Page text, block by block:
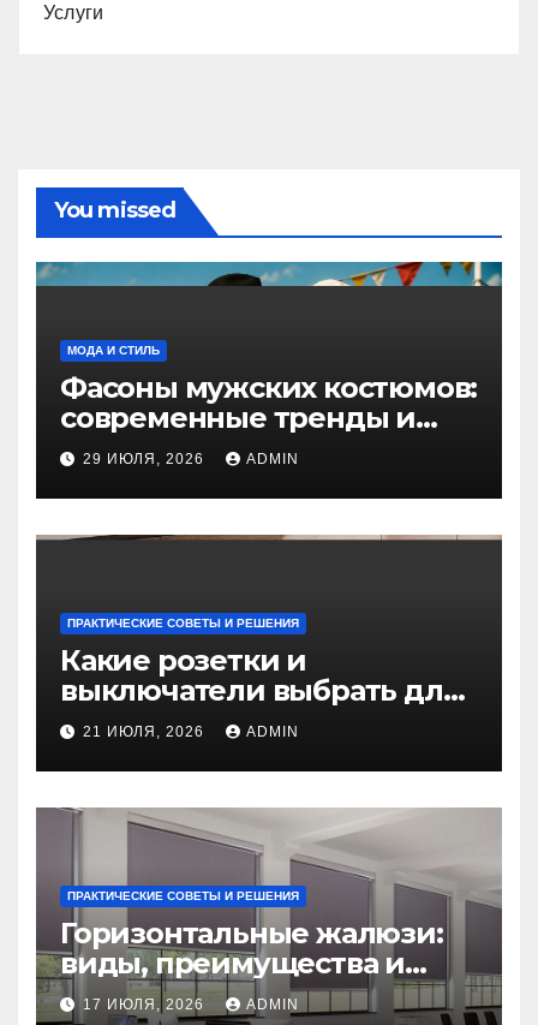
Услуги
You missed
МОДА И СТИЛЬ
Фасоны мужских костюмов:
современные тренды и
классика
29 ИЮЛЯ, 2026 ADMIN
ПРАКТИЧЕСКИЕ СОВЕТЫ И РЕШЕНИЯ
Какие розетки и
выключатели выбрать для
нового дома: советы
экспертов
21 ИЮЛЯ, 2026 ADMIN
ПРАКТИЧЕСКИЕ СОВЕТЫ И РЕШЕНИЯ
Горизонтальные жалюзи:
виды, преимущества и
советы по выбору
17 ИЮЛЯ, 2026 ADMIN